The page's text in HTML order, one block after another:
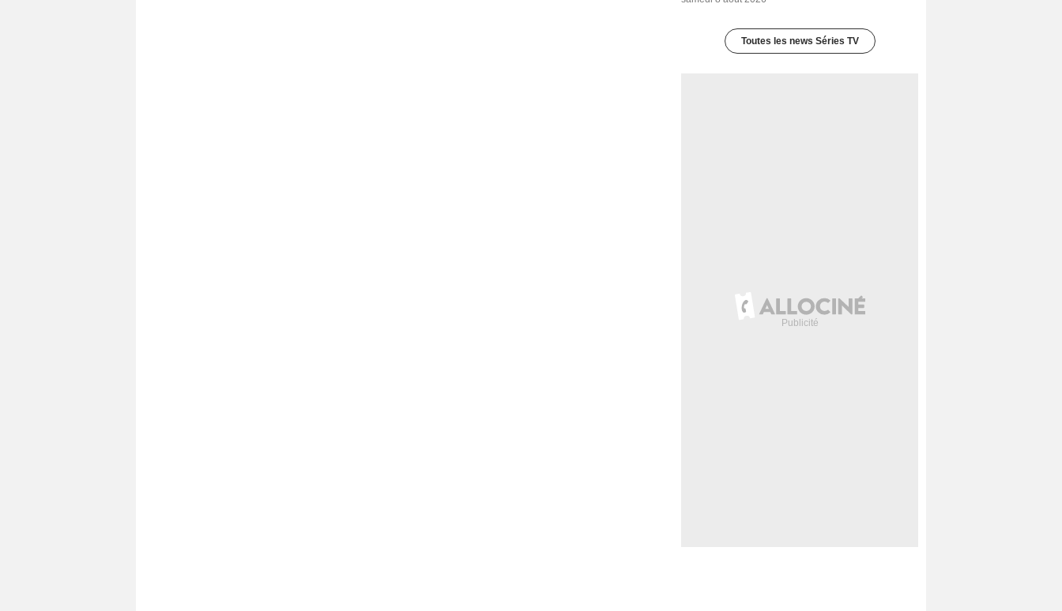
Toutes les news Séries TV